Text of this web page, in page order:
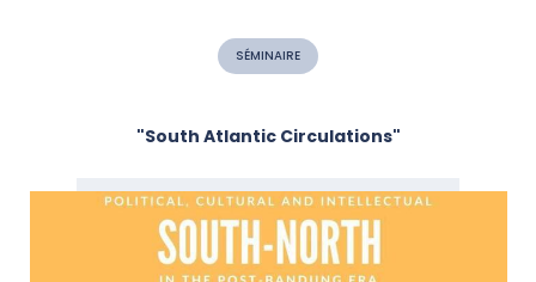
SÉMINAIRE
"South Atlantic Circulations"